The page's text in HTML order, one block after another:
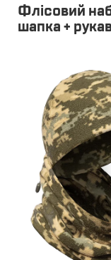
Флісовий
шапка +